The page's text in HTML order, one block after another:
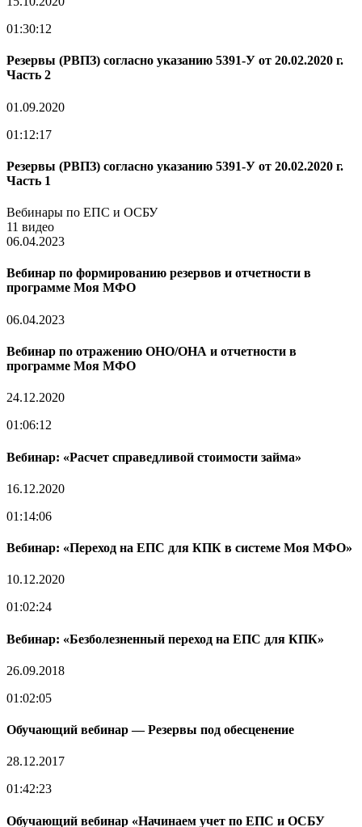
01:30:12
Резервы (РВПЗ) согласно указанию 5391-У от 20.02.2020 г.
Часть 2
01.09.2020
01:12:17
Резервы (РВПЗ) согласно указанию 5391-У от 20.02.2020 г.
Часть 1
Вебинары по ЕПС и ОСБУ
11 видео
06.04.2023
Вебинар по формированию резервов и отчетности в
программе Моя МФО
06.04.2023
Вебинар по отражению ОНО/ОНА и отчетности в
программе Моя МФО
24.12.2020
01:06:12
Вебинар: «Расчет справедливой стоимости займа»
16.12.2020
01:14:06
Вебинар: «Переход на ЕПС для КПК в системе Моя МФО»
10.12.2020
01:02:24
Вебинар: «Безболезненный переход на ЕПС для КПК»
26.09.2018
01:02:05
Обучающий вебинар — Резервы под обесценение
28.12.2017
01:42:23
Обучающий вебинар «Начинаем учет по ЕПС и ОСБУ